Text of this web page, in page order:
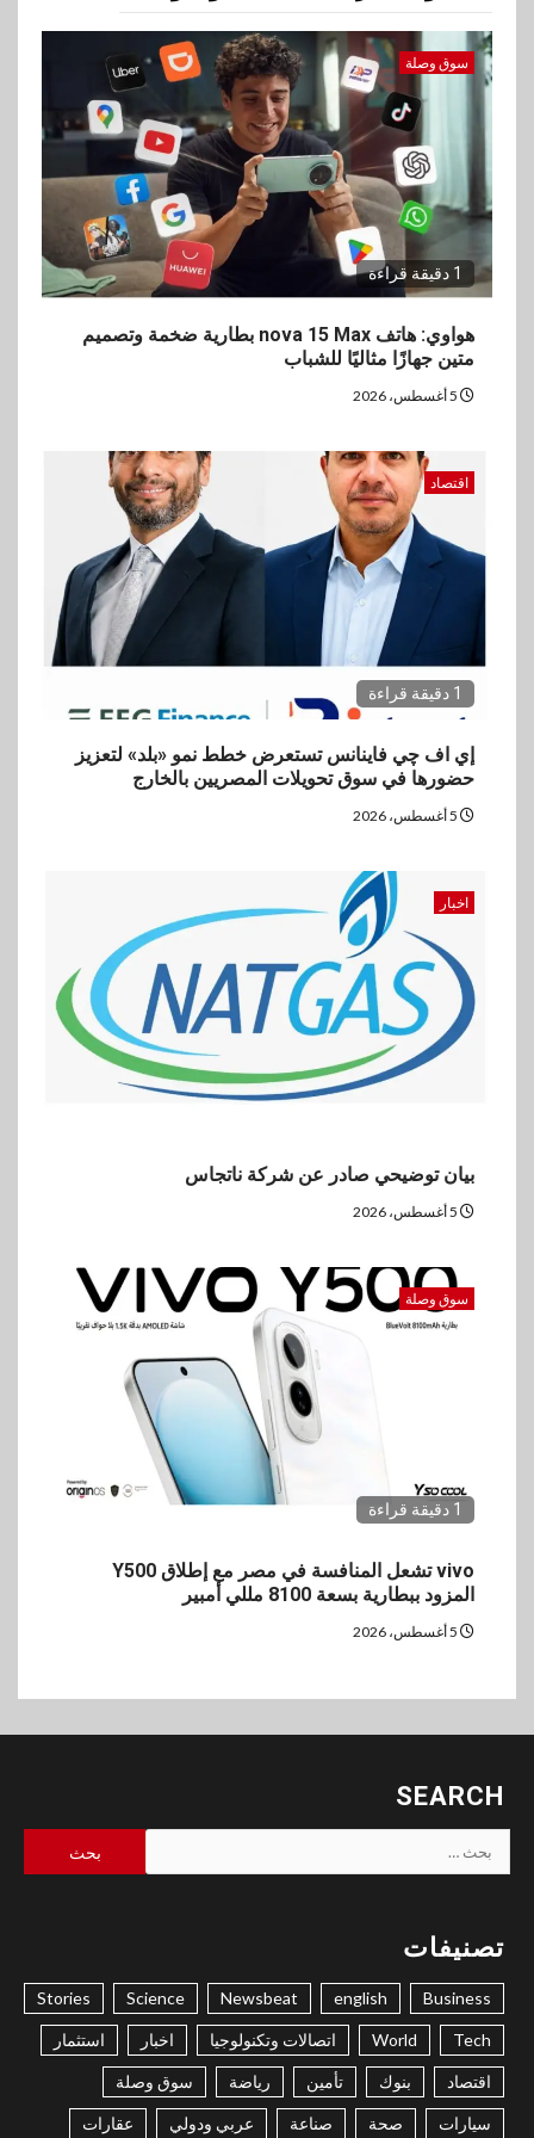
2 اقتصاد
إي اف چي فاينانس تستعرض
خطط نمو «بلد» لتعزيز حضورها
في سوق تحويلات المصريين
بالخارج
اخبار
بيان توضيحي صادر عن شركة
ناتجاس
4
سوق وصلة
vivo تشعل المنافسة في مصر
5
بنوك
نكست وكاف للتأمين يطلقان
تحالفًا استراتيجيًا لتقديم حلول
تأمينية متكاملة لعملاء البنك
سوق وصلة
1 دقيقة قراءة
هواوي: هاتف nova 15 Max بطارية ضخمة وتصميم
متين جهازًا مثاليًا للشباب
اقتصاد
1 دقيقة قراءة
إي اف چي فاينانس تستعرض خطط نمو «بلد» لتعزيز
حضورها في سوق تحويلات المصريين بالخارج
اخبار
بيان توضيحي صادر عن شركة ناتجاس
سوق وصلة
1 دقيقة قراءة
vivo تشعل المنافسة في مصر مع إطلاق Y500
المزود ببطارية بسعة 8100 مللي أمبير
SEARCH
البحث
عن:
تصنيفات
Business
english
Newsbeat
Science
Stories
Tech
World اتصالات وتكنولوجيا اخبار استثمار
اقتصاد بنوك تأمين رياضة سوق وصلة
سيارات صحة صناعة عربي ودولي عقارات